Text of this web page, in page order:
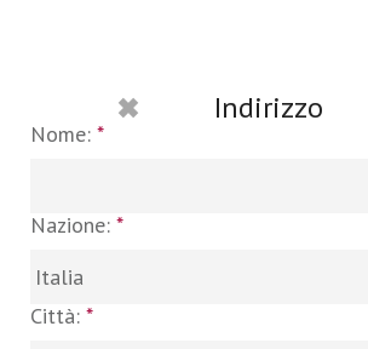
Indirizzo
Nome: *
Nazione: *
Città: *